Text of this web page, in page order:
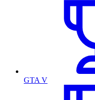
GTA V